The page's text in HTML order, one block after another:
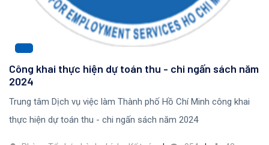
Công khai thực hiện dự toán thu - chi ngấn sách năm
2024
Trung tâm Dịch vụ việc làm Thành phố Hồ Chí Minh công khai
thực hiện dự toán thu - chi ngấn sách năm 2024